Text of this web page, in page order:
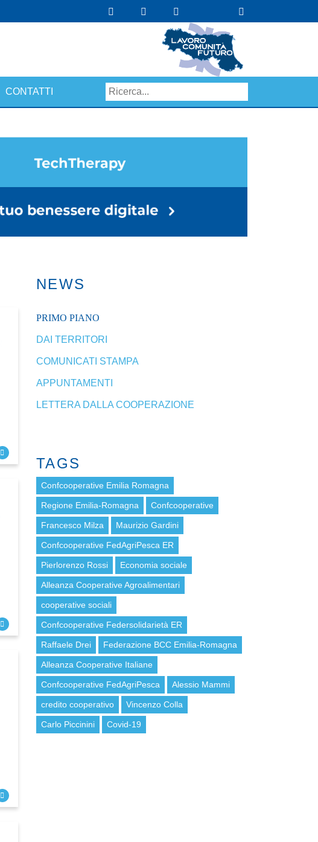
CONTATTI
NEWS
PRIMO PIANO
DAI TERRITORI
COMUNICATI STAMPA
APPUNTAMENTI
LETTERA DALLA COOPERAZIONE
TAGS
Confcooperative Emilia Romagna
Regione Emilia-Romagna Confcooperative
Francesco Milza Maurizio Gardini
Confcooperative FedAgriPesca ER
Pierlorenzo Rossi Economia sociale
Alleanza Cooperative Agroalimentari
cooperative sociali
Confcooperative Federsolidarietà ER
Raffaele Drei Federazione BCC Emilia-Romagna
Alleanza Cooperative Italiane
Confcooperative FedAgriPesca Alessio Mammi
credito cooperativo Vincenzo Colla
Carlo Piccinini Covid-19